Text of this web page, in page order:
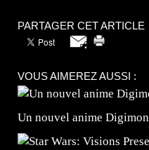
PARTAGER CET ARTICLE
VOUS AIMEREZ AUSSI :
Un nouvel anime